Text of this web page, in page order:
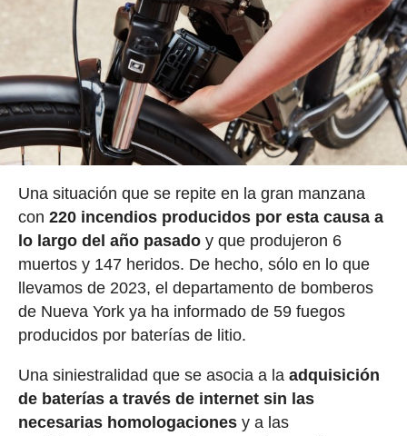
Una situación que se repite en la gran manzana
con 220 incendios producidos por esta causa a
lo largo del año pasadoy que produjeron 6
muertos y 147 heridos. De hecho, sólo en lo que
llevamos de 2023, el departamento de bomberos
de Nueva York ya ha informado de 59 fuegos
producidos por baterías de litio.
Una siniestralidad que se asocia a la adquisición
de baterías a través de internet sin las
necesarias homologacionesy a las